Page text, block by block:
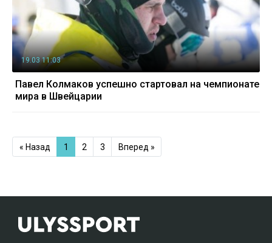
19.03 11:03
Павел Колмаков успешно стартовал на чемпионате
мира в Швейцарии
« Назад 1 2 3 Вперед »